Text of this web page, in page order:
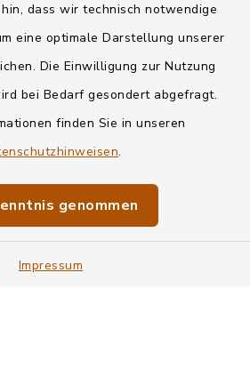
dass wir technisch notwendige
eine optimale Darstellung unserer
Die Einwilligung zur Nutzung
bei Bedarf gesondert abgefragt.
finden Sie in unseren
.
genommen
Impressum
Kontakt
Impressum
Sitemap